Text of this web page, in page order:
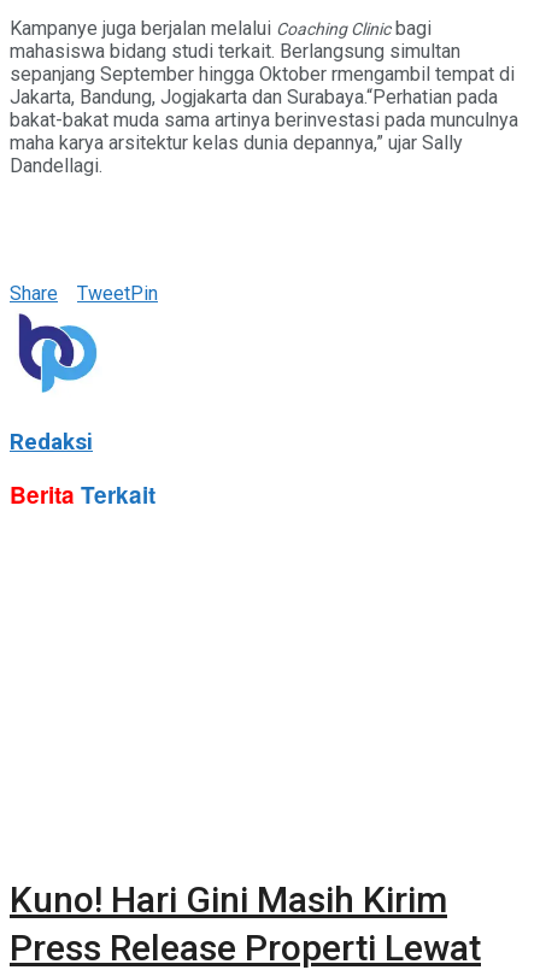
Kampanye juga berjalan melalui Coaching Clinicbagi
mahasiswa bidang studi terkait. Berlangsung simultan
sepanjang September hingga Oktober rmengambil tempat di
Jakarta, Bandung, Jogjakarta dan Surabaya.“Perhatian pada
bakat-bakat muda sama artinya berinvestasi pada munculnya
maha karya arsitektur kelas dunia depannya,” ujar Sally
Dandellagi.
Share TweetPin
Redaksi
Berita Terkait
Kuno! Hari Gini Masih Kirim
Press Release Properti Lewat